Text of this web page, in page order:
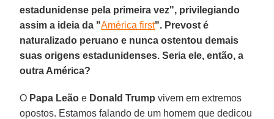
estadunidense pela primeira vez", privilegiando
assim a ideia da "América first". Prevost é
naturalizado peruano e nunca ostentou demais
suas origens estadunidenses. Seria ele, então, a
outra América?
O Papa Leão e Donald Trump vivem em extremos
opostos. Estamos falando de um homem que dedicou